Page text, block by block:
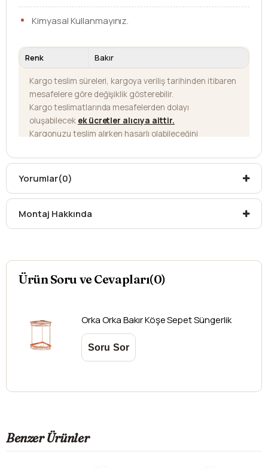
Kimyasal Kullanmayınız.
Renk Bakır
Kargo teslim süreleri, kargoya veriliş tarihinden itibaren
mesafelere göre değişiklik gösterebilir.
Kargo teslimatlarında mesafelerden dolayı
oluşabilecek ek ücretler alıcıya aittir.
Kargonuzu teslim alırken hasarlı olabileceğini
yazdırmanız gerekmektedir.
Aksi durumlarda ürünlerin
yapılamamaktadır.
Yorumlar(0)
Montaj Hakkında
Ürün Soru ve Cevapları(0)
OrkaOrka Bakır Köşe Sepet Süngerlik
Benzer Ürünler